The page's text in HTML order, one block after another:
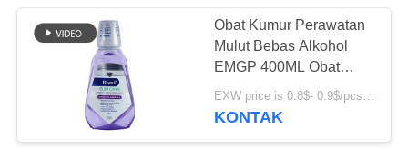
Tablet Kunyah
Pasta Gigi
Obat Kumur Perawatan
Mulut Bebas Alkohol
EMGP 400ML Obat
Kumur Antijamur Alami
KONTAK